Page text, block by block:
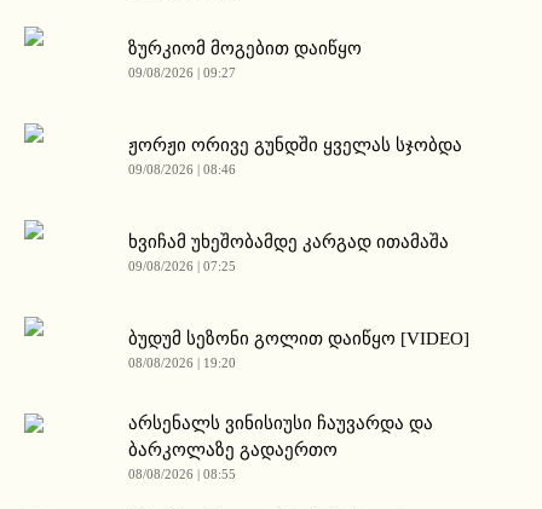
ზურკიომ მოგებით დაიწყო
09/08/2026 | 09:27
ჟორჟი ორივე გუნდში ყველას სჯობდა
09/08/2026 | 08:46
ხვიჩამ უხეშობამდე კარგად ითამაშა
09/08/2026 | 07:25
ბუდუმ სეზონი გოლით დაიწყო [VIDEO]
08/08/2026 | 19:20
არსენალს ვინისიუსი ჩაუვარდა და
ბარკოლაზე გადაერთო
08/08/2026 | 08:55